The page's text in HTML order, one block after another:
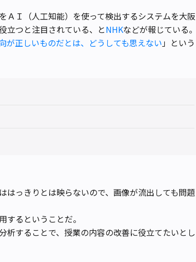
ＡＩ（人工知能）を使って検出するシステムを大阪
立つと注目されている、とNHKなどが報じている。
が正しいものだとは、どうしても思えない」という
はっきりとは映らないので、画像が流出しても問題
するということだ。
析することで、授業の内容の改善に役立てたいとし